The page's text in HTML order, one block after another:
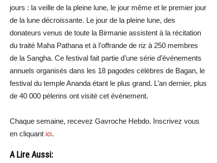
jours : la veille de la pleine lune, le jour même et le premier jour
de la lune décroissante. Le jour de la pleine lune, des
donateurs venus de toute la Birmanie assistent à la récitation
du traité Maha Pathana et à l’offrande de riz à 250 membres
de la Sangha. Ce festival fait partie d’une série d’événements
annuels organisés dans les 18 pagodes célèbres de Bagan, le
festival du temple Ananda étant le plus grand. L’an dernier, plus
de 40 000 pèlerins ont visité cet événement.
Chaque semaine, recevez Gavroche Hebdo. Inscrivez vous
en cliquant ici.
A Lire Aussi: